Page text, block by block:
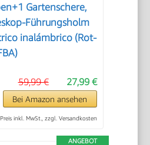
Gartenschere,
Führungsholm
inalámbrico (Rot-
27,99 €
59,99 €
Bei Amazon ansehen
Preis inkl. MwSt., zzgl. Versandkosten
ANGEBOT